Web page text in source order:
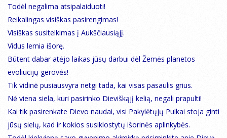
Todėl negalima atsipalaiduoti!
Reikalingas visiškas pasirengimas!
Visiškas susitelkimas į Aukščiausiąjį.
Vidus lemia išorę.
Būtent dabar atėjo laikas jūsų darbui dėl Žemės planetos
evoliucijų gerovės!
Tik vidinė pusiausvyra netgi tada, kai visas pasaulis grius.
Nė viena siela, kuri pasirinko Dieviškąjį kelią, negali prapulti!
Kai tik pasirenkate Dievo naudai, visi Pakylėtųjų Pulkai stoja ginti
jūsų sielų, kad ir kokios susiklostytų išorinės aplinkybės.